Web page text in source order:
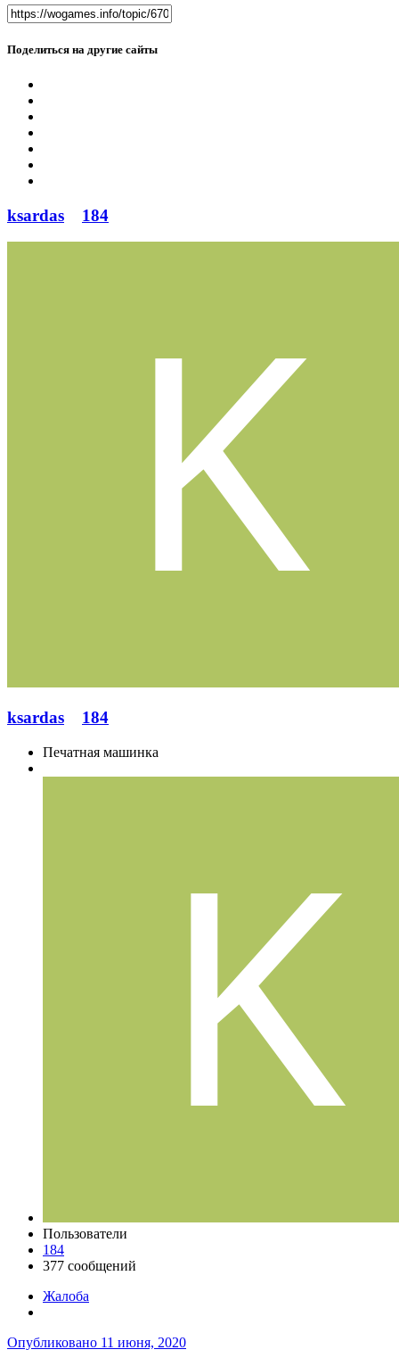
Поделиться на другие сайты
ksardas 184
ksardas 184
Печатная машинка
Пользователи
184
377 сообщений
Жалоба
Опубликовано 11 июня, 2020